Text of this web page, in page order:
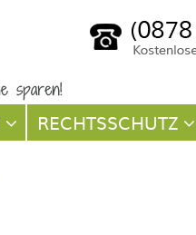
RECHTSSCHUTZ